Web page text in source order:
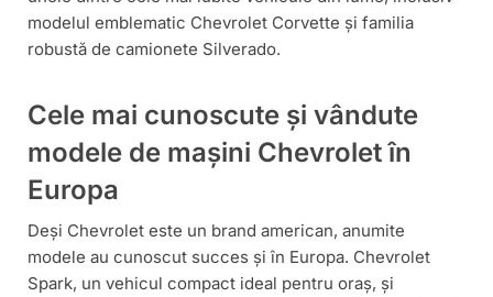
modelul emblematic Chevrolet Corvette și familia
robustă de camionete Silverado.
Cele mai cunoscute și vândute
modele de mașini Chevrolet în
Europa
Deși Chevrolet este un brand american, anumite
modele au cunoscut succes și în Europa. Chevrolet
Spark, un vehicul compact ideal pentru oraș, și